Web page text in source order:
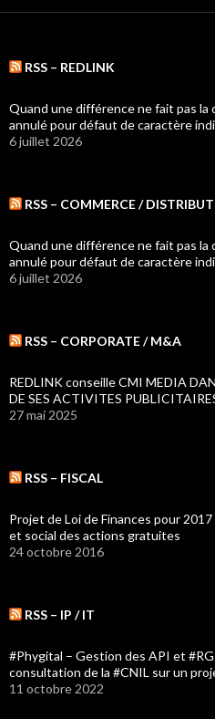
RSS – REDLINK
Quand une différence ne fait pas la
annulé pour défaut de caractère
6 juillet 2026
RSS – COMMERCE /
Quand une différence ne fait pas la
annulé pour défaut de caractère
6 juillet 2026
RSS – CORPORATE / M&A
REDLINK conseille CMI MEDIA
DE SES ACTIVITES
27 mai 2025
RSS – FISCAL
Projet de Loi de Finances pour
et social des actions gratuites
24 octobre 2016
RSS – IP / IT
#Phygital – Gestion des API et
consultation de la #CNIL sur un
11 octobre 2022